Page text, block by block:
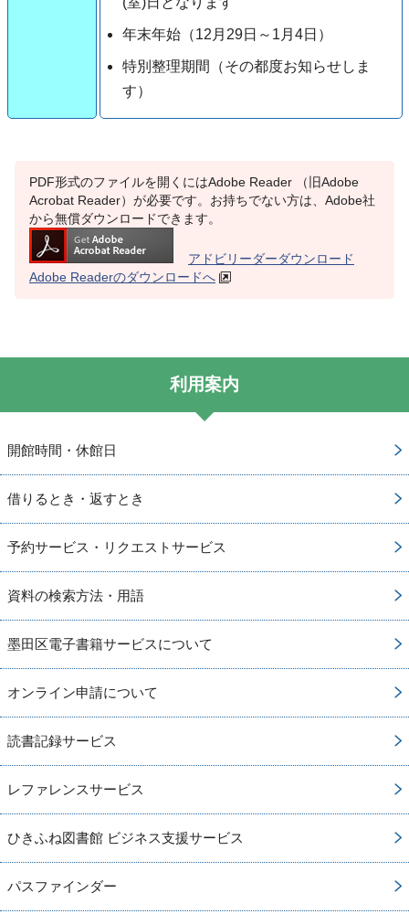
年末年始（12月29日～1月4日）
特別整理期間（その都度お知らせしま
す）
PDF形式のファイルを開くにはAdobe Reader （旧Adobe
Acrobat Reader）が必要です。お持ちでない方は、Adobe社
から無償ダウンロードできます。
アドビリーダーダウンロード
Adobe Readerのダウンロードへ
利用案内
開館時間・休館日
借りるとき・返すとき
予約サービス・リクエストサービス
資料の検索方法・用語
墨田区電子書籍サービスについて
オンライン申請について
読書記録サービス
レファレンスサービス
ひきふね図書館 ビジネス支援サービス
パスファインダー